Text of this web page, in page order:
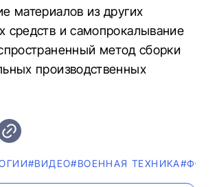
материалов из других
средств и самопрокалывание
метод сборки
производственных
#ВИДЕО#ВОЕННАЯ ТЕХНИКА